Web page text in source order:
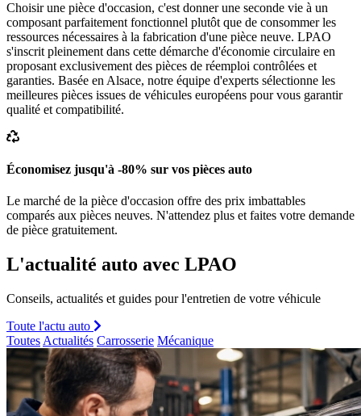
Choisir une pièce d'occasion, c'est donner une seconde vie à un
composant parfaitement fonctionnel plutôt que de consommer les
ressources nécessaires à la fabrication d'une pièce neuve. LPAO
s'inscrit pleinement dans cette démarche d'économie circulaire en
proposant exclusivement des pièces de réemploi contrôlées et
garanties. Basée en Alsace, notre équipe d'experts sélectionne les
meilleures pièces issues de véhicules européens pour vous garantir
qualité et compatibilité.
Économisez jusqu'à -80% sur vos pièces auto
Le marché de la pièce d'occasion offre des prix imbattables
comparés aux pièces neuves. N'attendez plus et faites votre demande
de pièce gratuitement.
L'actualité auto avec LPAO
Conseils, actualités et guides pour l'entretien de votre véhicule
Toute l'actu auto
Toutes Actualités Carrosserie Mécanique